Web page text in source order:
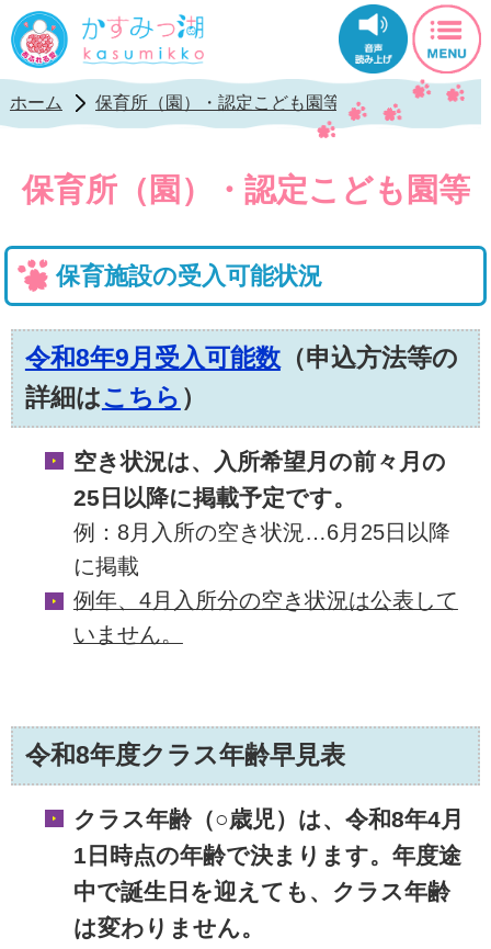
かすみっ湖公式ホ
ホーム 保育所（園）・認定こども園等 保育施設の利
保育所（園）・認定こども園等
保育施設の受入可能状況
令和8年9月受入可能数（申込方法等の
詳細はこちら ）
空き状況は、入所希望月の前々月の
25日以降に掲載予定です。
例：8月入所の空き状況…6月25日以降
に掲載
例年、4月入所分の空き状況は公表して
いません。
令和8年度クラス年齢早見表
クラス年齢（○歳児）は、令和8年4月
1日時点の年齢で決まります。年度途
中で誕生日を迎えても、クラス年齢
は変わりません。